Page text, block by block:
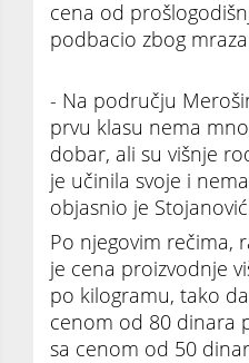
cena od
podbacio zbog
- Na području
prvu klasu nema
dobar, ali su višnje
je učinila svoje i
objasnio je
Po njegovim rečima,
je cena proizvodnje
po kilogramu, tako
cenom od 80 dinara
sa cenom od 50